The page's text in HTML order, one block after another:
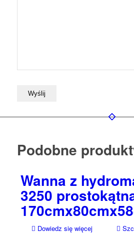
Podobne
Wanna z
3250
Dowiedz się więcej